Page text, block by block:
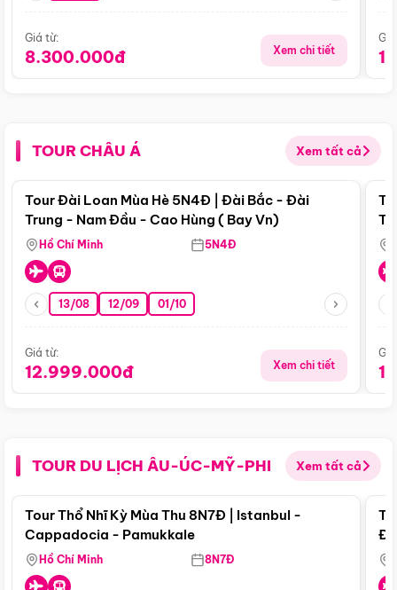
Giá từ:
8.300.000đ Xem chi tiết
TOUR CHÂU Á Xem tất cả
Điểm nổi bật
Tour Đài Loan Mùa Hè 5N4Đ | Đài Bắc - Đài
Trung - Nam Đầu - Cao Hùng ( Bay Vn)
Hồ Chí Minh 5N4Đ
13/08 12/09 01/10
Giá từ:
12.999.000đ Xem chi tiết
TOUR DU LỊCH ÂU-ÚC-MỸ-PHI Xem tất cả
Điểm nổi bật
Tour Thổ Nhĩ Kỳ Mùa Thu 8N7Đ | Istanbul -
Cappadocia - Pamukkale
Hồ Chí Minh 8N7Đ